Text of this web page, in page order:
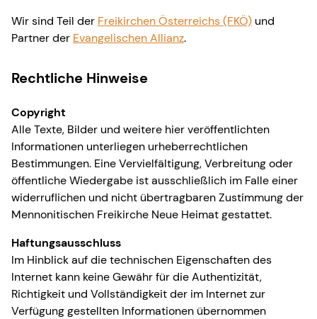
Wir sind Teil der Freikirchen Österreichs (FKÖ) und
Partner der Evangelischen Allianz.
Rechtliche Hinweise
Copyright
Alle Texte, Bilder und weitere hier veröffentlichten
Informationen unterliegen urheberrechtlichen
Bestimmungen. Eine Vervielfältigung, Verbreitung oder
öffentliche Wiedergabe ist ausschließlich im Falle einer
widerruflichen und nicht übertragbaren Zustimmung der
Mennonitischen Freikirche Neue Heimat gestattet.
Haftungsausschluss
Im Hinblick auf die technischen Eigenschaften des
Internet kann keine Gewähr für die Authentizität,
Richtigkeit und Vollständigkeit der im Internet zur
Verfügung gestellten Informationen übernommen